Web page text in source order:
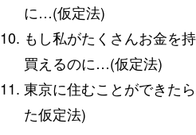
に…(仮定法)
もし私がたくさんお金を
買えるのに…(仮定法)
東京に住むことができた
た仮定法)